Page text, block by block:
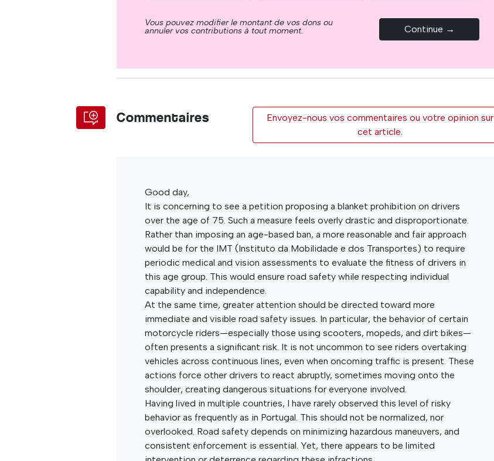
Vous pouvez modifier le montant de vos dons ou
annuler vos contributions à tout moment. Continue →
Commentaires
Envoyez-nous vos commentaires ou votre opinion sur
cet article.
Good day,
It is concerning to see a petition proposing a blanket prohibition on drivers
over the age of 75. Such a measure feels overly drastic and disproportionate.
Rather than imposing an age-based ban, a more reasonable and fair approach
would be for the IMT (Instituto da Mobilidade e dos Transportes) to require
periodic medical and vision assessments to evaluate the fitness of drivers in
this age group. This would ensure road safety while respecting individual
capability and independence.
At the same time, greater attention should be directed toward more
immediate and visible road safety issues. In particular, the behavior of certain
motorcycle riders—especially those using scooters, mopeds, and dirt bikes—
often presents a significant risk. It is not uncommon to see riders overtaking
vehicles across continuous lines, even when oncoming traffic is present. These
actions force other drivers to react abruptly, sometimes moving onto the
shoulder, creating dangerous situations for everyone involved.
Having lived in multiple countries, I have rarely observed this level of risky
behavior as frequently as in Portugal. This should not be normalized, nor
overlooked. Road safety depends on minimizing hazardous maneuvers, and
consistent enforcement is essential. Yet, there appears to be limited